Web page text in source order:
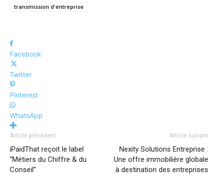
transmission d'entreprise
Facebook
Twitter
Pinterest
WhatsApp
Article précédent
iPaidThat reçoit le label
“Métiers du Chiffre & du
Conseil”
Article suivant
Nexity Solutions Entreprise :
Une offre immobilière globale
à destination des entreprises